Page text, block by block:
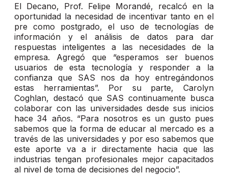
El Decano, Prof. Felipe Morandé, recalcó en la
oportunidad la necesidad de incentivar tanto en el
pre como postgrado, el uso de tecnologías de
información y el análisis de datos para dar
respuestas inteligentes a las necesidades de la
empresa. Agregó que “esperamos ser buenos
usuarios de esta tecnología y responder a la
confianza que SAS nos da hoy entregándonos
estas herramientas”. Por su parte, Carolyn
Coghlan, destacó que SAS continuamente busca
colaborar con las universidades desde sus inicios
hace 34 años. “Para nosotros es un gusto pues
sabemos que la forma de educar al mercado es a
través de las universidades y por eso sabemos que
este aporte va a ir directamente hacia que las
industrias tengan profesionales mejor capacitados
al nivel de toma de decisiones del negocio”.